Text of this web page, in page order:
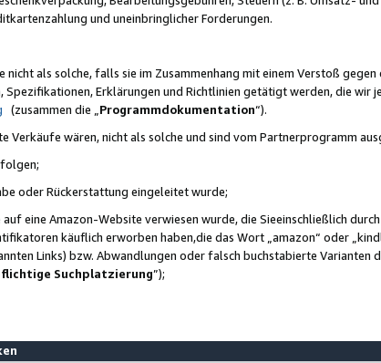
und uneinbringlicher Forderungen.
als solche, falls sie im Zusammenhang mit einem Verstoß
Erklärungen und Richtlinien getätigt werden, die
(zusammen die „ Programmdokumentation“).
wären, nicht als solche und sind vom Partnerprogramm
oder Rückerstattung eingeleitet wurde;
eine Amazon-Website verwiesen wurde, die Sieeinschließlich
käuflich erworben haben,die das Wort „amazon“ oder
Links) bzw. Abwandlungen oder falsch buchstabierte Varianten
Suchplatzierung”);